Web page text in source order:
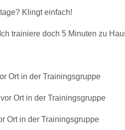
Klingt einfach!
trainiere doch 5 Minuten zu
Ort in der Trainingsgruppe
Ort in der Trainingsgruppe
Ort in der Trainingsgruppe